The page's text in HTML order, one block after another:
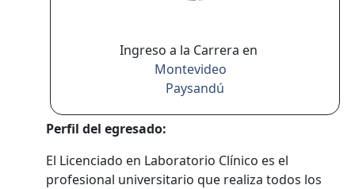
Ingreso a la Carrera en
Montevideo
Paysandú
Perfil del egresado:
El Licenciado en Laboratorio Clínico es el
profesional universitario que realiza todos los